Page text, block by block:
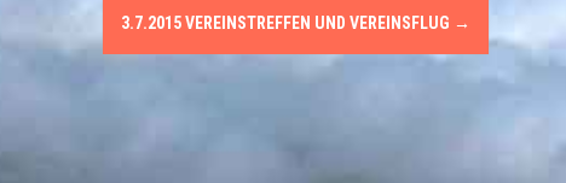
3.7.2015 VEREINSTREFFEN UND VEREINSFLUG →